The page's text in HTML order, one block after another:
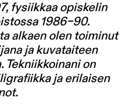
fysiikkaa opiskelin
1986–90.
alkaen olen toiminut
ja kuvataiteen
Tekniikkoinani on
ja erilaisen